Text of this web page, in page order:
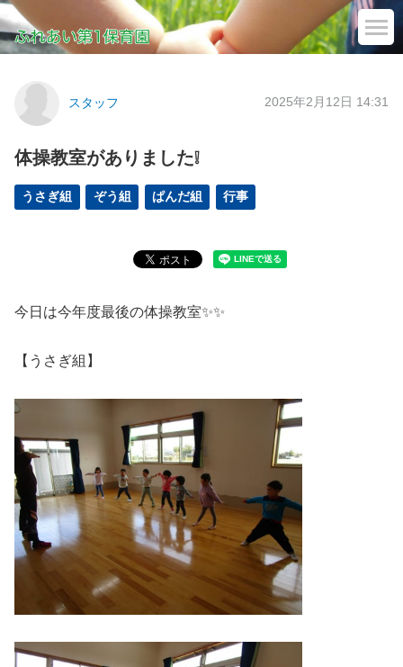
スタッフ 2025年2月12日 14:31
体操教室がありました❕
うさぎ組 ぞう組 ぱんだ組 行事
今日は今年度最後の体操教室✨✨
【うさぎ組】